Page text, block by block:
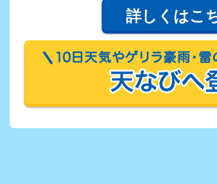
詳しくはこ